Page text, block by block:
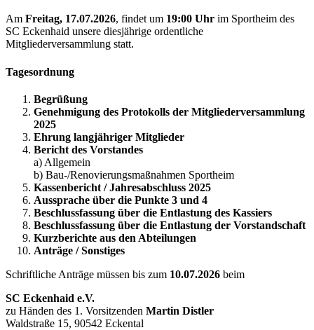
Am Freitag, 17.07.2026, findet um 19:00 Uhr im Sportheim des
SC Eckenhaid unsere diesjährige ordentliche
Mitgliederversammlung statt.
Tagesordnung
Begrüßung
Genehmigung des Protokolls der Mitgliederversammlung
2025
Ehrung langjähriger Mitglieder
Bericht des Vorstandes
a) Allgemein
b) Bau-/Renovierungsmaßnahmen Sportheim
Kassenbericht / Jahresabschluss 2025
Aussprache über die Punkte 3 und 4
Beschlussfassung über die Entlastung des Kassiers
Beschlussfassung über die Entlastung der Vorstandschaft
Kurzberichte aus den Abteilungen
Anträge / Sonstiges
Schriftliche Anträge müssen bis zum 10.07.2026 beim
SC Eckenhaid e.V.
zu Händen des 1. Vorsitzenden Martin Distler
Waldstraße 15, 90542 Eckental